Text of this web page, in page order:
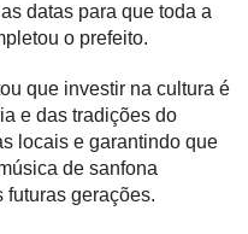
datas para que toda a
o prefeito.
que investir na cultura é
e das tradições do
locais e garantindo que
de sanfona
futuras gerações.